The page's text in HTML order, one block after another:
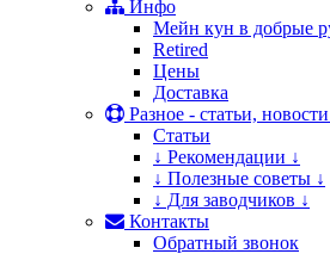
Инфо
Мейн кун в добрые
Retired
Цены
Доставка
Разное - статьи,
Статьи
↓ Рекомендации ↓
↓ Полезные советы ↓
↓ Для заводчиков ↓
Контакты
Обратный звонок